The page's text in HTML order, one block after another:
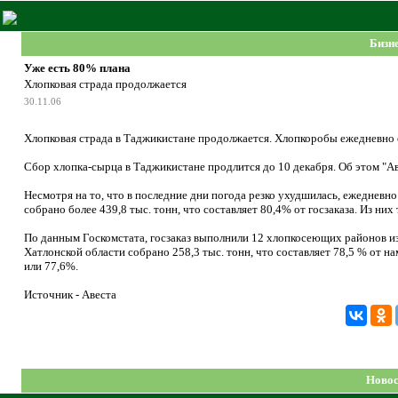
Уже есть 80% плана
Хлопковая страда продолжается
30.11.06
Хлопковая страда в Таджикистане продолжается. Хлопкоробы
Сбор хлопка-сырца в Таджикистане продлится до 10 декабря. Об этом
Несмотря на то, что в последние дни погода резко ухудшилась,
собрано более 439,8 тыс. тонн, что составляет 80,4% от госзаказа. Из
По данным Госкомстата, госзаказ выполнили 12 хлопкосеющих районов
Хатлонской области собрано 258,3 тыс. тонн, что составляет 78,5 % от
или 77,6%.
Источник - Авеста